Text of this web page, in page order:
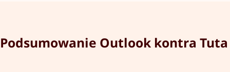
Podsumowanie Outlook kontra Tuta